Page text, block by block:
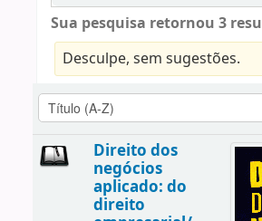
Sua pesquisa retornou 3
Desculpe, sem sugestões.
Direito dos
negócios
aplicado: do
direito